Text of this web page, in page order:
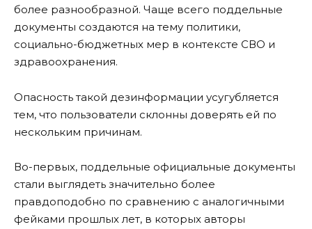
более разнообразной. Чаще всего поддельные
документы создаются на тему политики,
социально-бюджетных мер в контексте СВО и
здравоохранения.
Опасность такой дезинформации усугубляется
тем, что пользователи склонны доверять ей по
нескольким причинам.
Во-первых, поддельные официальные документы
стали выглядеть значительно более
правдоподобно по сравнению с аналогичными
фейками прошлых лет, в которых авторы